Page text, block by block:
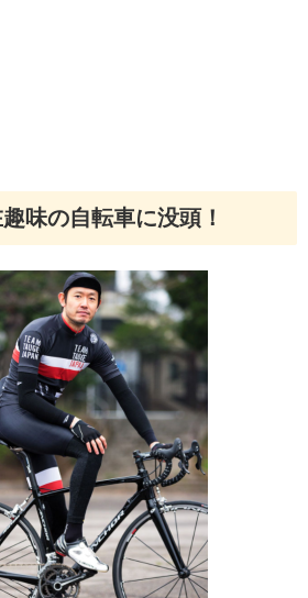
味の自転車に没頭！